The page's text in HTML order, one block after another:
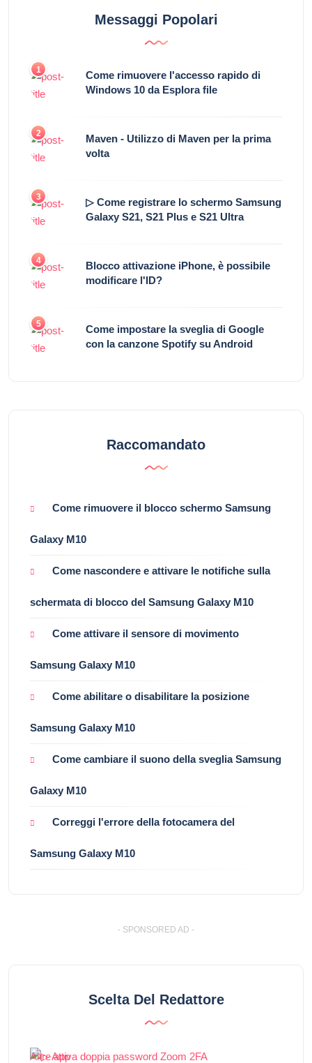
Messaggi Popolari
1
Come rimuovere l'accesso rapido di
Windows 10 da Esplora file
2
Maven - Utilizzo di Maven per la prima
volta
3
▷ Come registrare lo schermo Samsung
Galaxy S21, S21 Plus e S21 Ultra
4
Blocco attivazione iPhone, è possibile
modificare l'ID?
5
Come impostare la sveglia di Google
con la canzone Spotify su Android
Raccomandato
Come rimuovere il blocco schermo Samsung
Galaxy M10
Come nascondere e attivare le notifiche sulla
schermata di blocco del Samsung Galaxy M10
Come attivare il sensore di movimento
Samsung Galaxy M10
Come abilitare o disabilitare la posizione
Samsung Galaxy M10
Come cambiare il suono della sveglia Samsung
Galaxy M10
Correggi l'errore della fotocamera del
Samsung Galaxy M10
- SPONSORED AD -
Scelta Del Redattore
Altre app